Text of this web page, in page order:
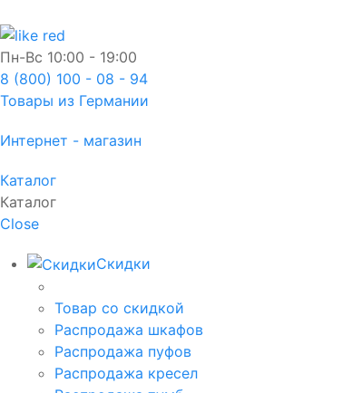
Пн-Вс 10:00 - 19:00
8 (800) 100 - 08 - 94
Товары из Германии
Интернет - магазин
Каталог
Каталог
Close
Скидки
Товар со скидкой
Распродажа шкафов
Распродажа пуфов
Распродажа кресел